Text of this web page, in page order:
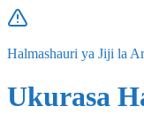
Halmashauri ya Jiji la
Ukurasa